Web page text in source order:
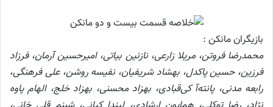
بازیگران مانکن :
محمدرضا فروتن، مریلا زارعی، نازنین بیاتی، امیرحسین آرمان، فرزاد
فرزین، حسین پاکدل، بهشاد شریفیان، نفیسه روشن، علی فرهنگی،
رابعه مدنی، پانته‌آ کی‌قبادی، بهزاد محسنی، بهزاد خلج، الهام پاوه